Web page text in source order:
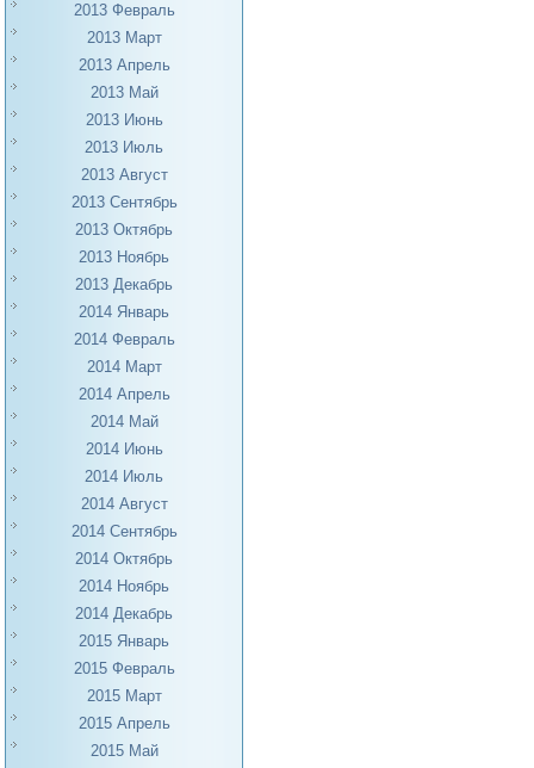
2013 Февраль
2013 Март
2013 Апрель
2013 Май
2013 Июнь
2013 Июль
2013 Август
2013 Сентябрь
2013 Октябрь
2013 Ноябрь
2013 Декабрь
2014 Январь
2014 Февраль
2014 Март
2014 Апрель
2014 Май
2014 Июнь
2014 Июль
2014 Август
2014 Сентябрь
2014 Октябрь
2014 Ноябрь
2014 Декабрь
2015 Январь
2015 Февраль
2015 Март
2015 Апрель
2015 Май